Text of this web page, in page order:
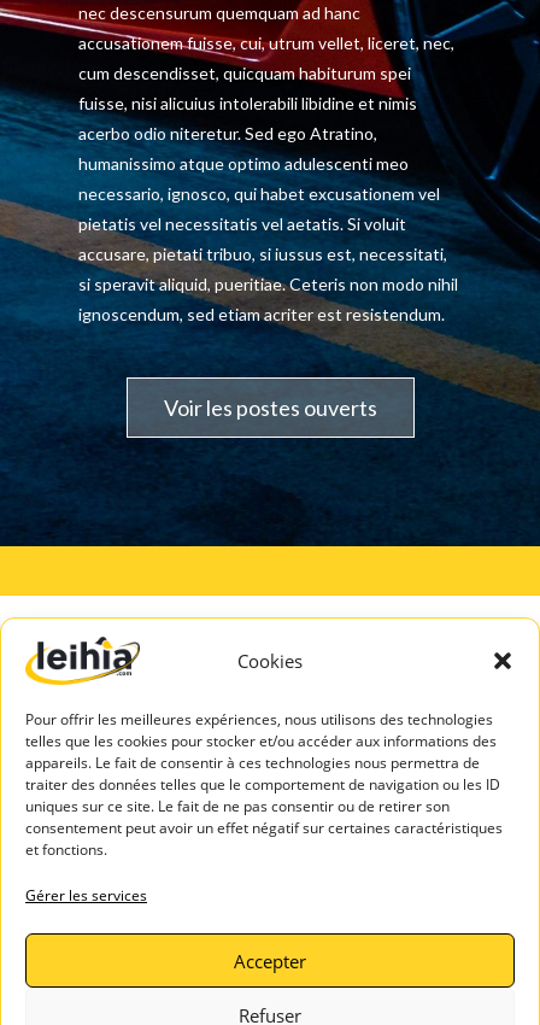
Cookies
Pour offrir les meilleures expériences, nous utilisons des technologies
telles que les cookies pour stocker et/ou accéder aux informations des
appareils. Le fait de consentir à ces technologies nous permettra de
traiter des données telles que le comportement de navigation ou les ID
uniques sur ce site. Le fait de ne pas consentir ou de retirer son
consentement peut avoir un effet négatif sur certaines caractéristiques
et fonctions.
Gérer les services
Accepter
Refuser
acerbo odio niteretur. Sed ego Atratino,
humanissimo atque optimo adulescenti meo
necessario, ignosco, qui habet excusationem vel
pietatis vel necessitatis vel aetatis. Si voluit
accusare, pietati tribuo, si iussus est, necessitati,
si speravit aliquid, pueritiae. Ceteris non modo nihil
ignoscendum, sed etiam acriter est resistendum.
Voir les postes ouverts
A PROPOS
confidentialité
Leihia recrute
Témoignages
clients
TALENTS
Espace Candidats
Leihia – Coaching
des candidats
ASSISTAN
CE